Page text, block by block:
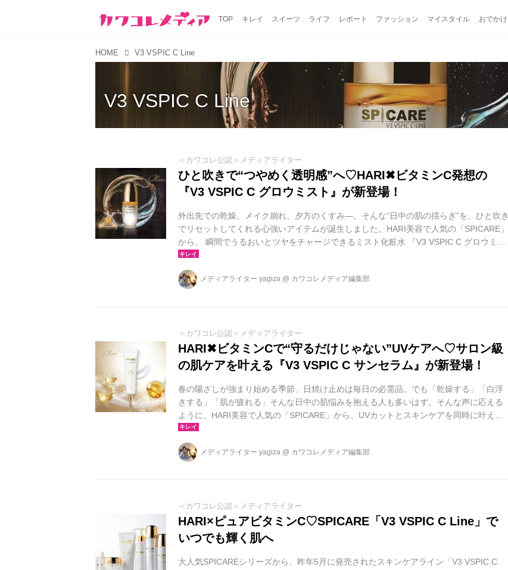
TOP キレイ スイーツ ライフ レポート ファッション マイスタイル おでかけ
HOME V3 VSPIC C Line
V3 VSPIC C Line
＜カワコレ公認＞メディアライター
ひと吹きで“つやめく透明感”へ♡HARI✖ビタミンC発想の
『V3 VSPIC C グロウミスト』が新登場！
外出先での乾燥、メイク崩れ、夕方のくすみ—。そんな“日中の肌の揺らぎ”を、ひと吹き
でリセットしてくれる心強いアイテムが誕生しました。HARI美容で人気の「SPICARE」
から、 瞬間でうるおいとツヤをチャージできるミスト化粧水 『V3 VSPIC C グロウミス
ト』が2026年4月16日（木）より発売されます。 「V3 VSPIC C Line」に待望の“持ち運
べるケア”が仲間入り 2024年5月に誕生した「V3 VSPIC C Line」は、クレンザー、トナ
ー、美容液、エマルジョン、クリーム、クレイパック、サプリ、シートマスク、日焼け
メディアライター yagiza @ カワコレメディア編集部
＜カワコレ公認＞メディアライター
HARI✖ビタミンCで“守るだけじゃない”UVケアへ♡サロン級
の肌ケアを叶える『V3 VSPIC C サンセラム』が新登場！
春の陽ざしが強まり始める季節、日焼け止めは毎日の必需品。でも「乾燥する」「白浮
きする」「肌が疲れる」そんな日中の肌悩みを抱える人も多いはず。そんな声に応える
ように、HARI美容で人気の「SPICARE」から、UVカットとスキンケアを同時に叶え
る“進化型UV美容液” 『V3 VSPIC C サンセラム』が2026年3月5日に登場しました。 ス
キンケアシリーズ「V3 VSPIC C Line」に待望のUVが仲間入り 2024年5月に誕生した
「V3 VSPIC C Line」は、クレンザー、トナー、美容液、エマルジョン、クリーム、クレ
メディアライター yagiza @ カワコレメディア編集部
＜カワコレ公認＞メディアライター
HARI×ピュアビタミンC♡SPICARE「V3 VSPIC C Line」で
いつでも輝く肌へ
大人気SPICAREシリーズから、昨年5月に発売されたスキンケアライン「V3 VSPIC C